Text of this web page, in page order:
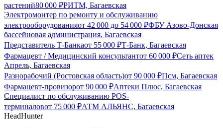
растений80 000 ₽РИТМ, Багаевская
Электромонтер по ремонту и обслуживанию
электрооборудованияот 42 000 до 54 000 ₽ФБУ Азово-Донская
бассейновая администрация, Багаевская
Представитель Т-Банкаот 55 000 ₽Т-Банк, Багаевская
Фармацевт / Медицинский консультантот 60 000 ₽Сеть аптек
Апрель, Багаевская
Разнорабочий (Ростовская область)от 90 000 ₽Псм, Багаевская
Фармацевт-провизорот 90 000 ₽Аптеки Плюс, Багаевская
Специалист по обслуживанию POS-
терминаловот 75 000 ₽АТМ АЛЬЯНС, Багаевская
HeadHunter